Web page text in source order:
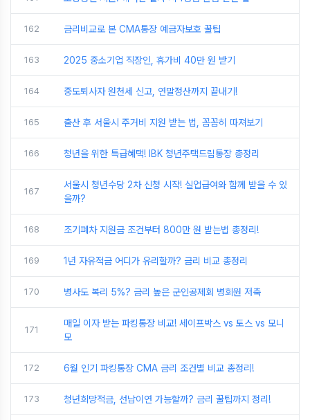
162 금리비교로 본 CMA통장 예금자보호 꿀팁
163 2025 중소기업 직장인, 휴가비 40만 원 받기
164 중도퇴사자 원천세 신고, 연말정산까지 끝내기!
165 출산 후 서울시 주거비 지원 받는 법, 꼼꼼히 따져보기
166 청년을 위한 특급혜택! IBK 청년주택드림통장 총정리
167
서울시 청년수당 2차 신청 시작! 실업급여와 함께 받을 수 있
을까?
168 조기폐차 지원금 조건부터 800만 원 받는법 총정리!
169 1년 자유적금 어디가 유리할까? 금리 비교 총정리
170 병사도 복리 5%? 금리 높은 군인공제회 병회원 저축
171
매일 이자 받는 파킹통장 비교! 세이프박스 vs 토스 vs 모니
모
172 6월 인기 파킹통장 CMA 금리 조건별 비교 총정리!
173 청년희망적금, 선납이연 가능할까? 금리 꿀팁까지 정리!